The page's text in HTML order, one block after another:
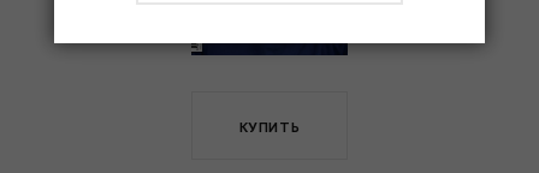
КУПИТЬ